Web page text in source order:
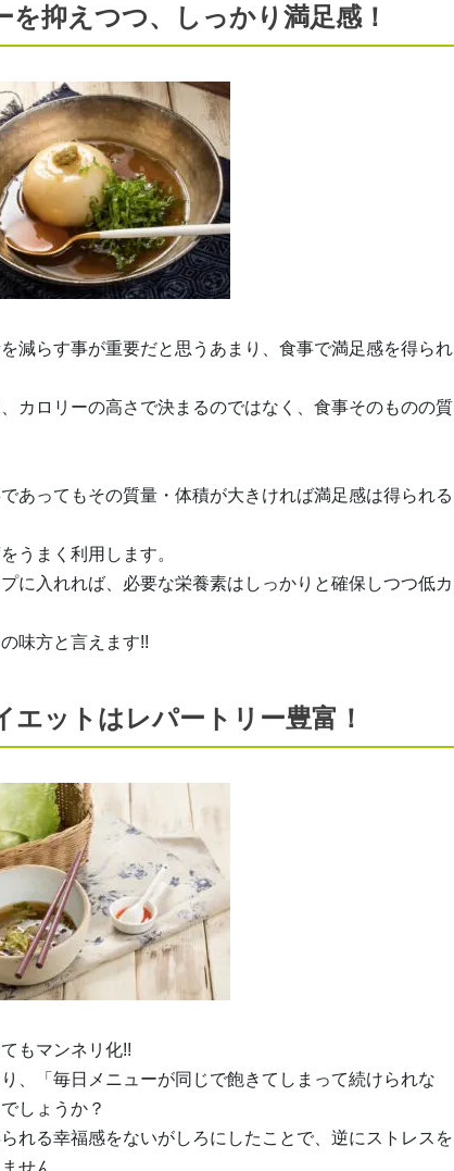
抑えつつ、しっかり満足感！
減らす事が重要だと思うあまり、食事で満足感を得られ
カロリーの高さで決まるのではなく、食事そのものの質
あってもその質量・体積が大きければ満足感は得られる
うまく利用します。
に入れれば、必要な栄養素はしっかりと確保しつつ低カ
味方と言えます!!
ットはレパートリー豊富！
もマンネリ化!!
、「毎日メニューが同じで飽きてしまって続けられな
しょうか？
れる幸福感をないがしろにしたことで、逆にストレスを